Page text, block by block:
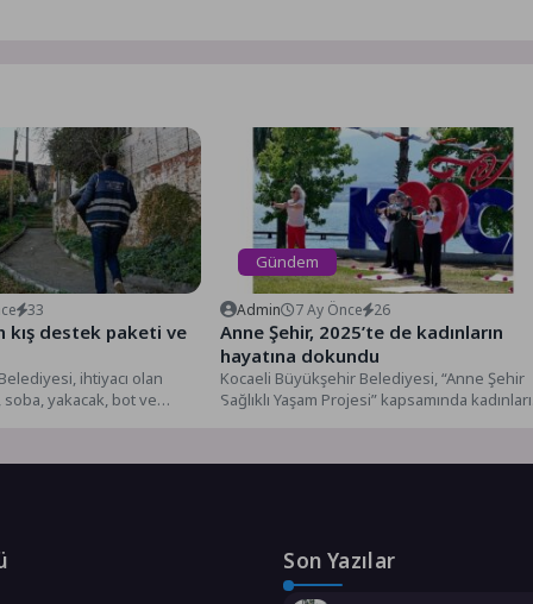
33
kış destek paketi ve
ihtiyacı olan
yakacak, bot ve
Gündem
Admin 7 Ay Önce 26
Anne Şehir, 2025’te de kadınların
hayatına dokundu
Kocaeli Büyükşehir Belediyesi, “Anne Şehir
Sağlıklı Yaşam Projesi” kapsamında
Son Yazılar